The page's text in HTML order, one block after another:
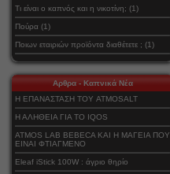
Τι είναι ο καπνός και η νικοτίνη; (1)
Πούρα (1)
Ποιων εταιριών προϊόντα διαθέτετε ; (1)
Αρθρα - Καπνικά Νέα
Η ΕΠΑΝΑΣΤΑΣΗ ΤΟΥ ATMOSALT
Η ΑΛΗΘΕΙΑ ΓΙΑ ΤΟ IQOS
ATMOS LAB BEBECA ΚΑΙ Η ΜΑΓΕΙΑ ΠΟΥ
ΕΙΝΑΙ ΦΤΙΑΓΜΕΝΟ
Eleaf iStick 100W : άγριο θηρίο